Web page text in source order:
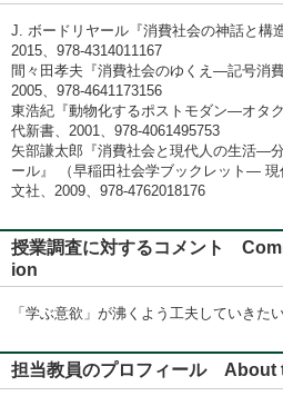
J. ボードリヤール『消費社会の神話と構
2015、978-4314011167
間々田孝夫『消費社会のゆくえ―記号消
2005、978-4641173156
東浩紀『動物化するポストモダン―オタ
代新書、2001、978-4061495753
矢部謙太郎『消費社会と現代人の生活―
ール』 （早稲田社会学ブックレット—
文社、2009、978-4762018176
授業調査に対するコメント
ion
「学ぶ意欲」が沸くよう工夫していきたい
担当教員のプロフィール